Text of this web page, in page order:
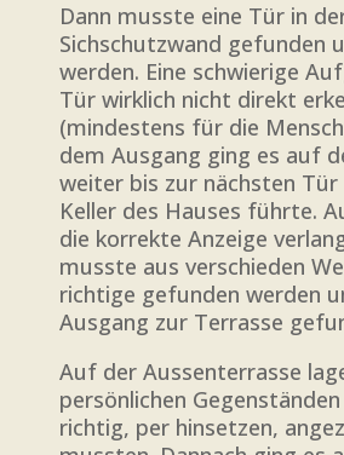
Dann musste eine Tür in
Sichschutzwand gefunden
werden. Eine schwierige
Tür wirklich nicht direkt
(mindestens für die
dem Ausgang ging es auf
weiter bis zur nächsten Tür
Keller des Hauses führte.
die korrekte Anzeige
musste aus verschieden
richtige gefunden werden
Ausgang zur Terrasse
Auf der Aussenterrasse
persönlichen
richtig, per hinsetzen,